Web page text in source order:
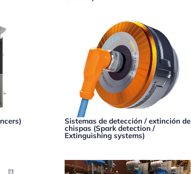
Sistemas de detección / extinción de
chispas (Spark detection /
Extinguishing systems)